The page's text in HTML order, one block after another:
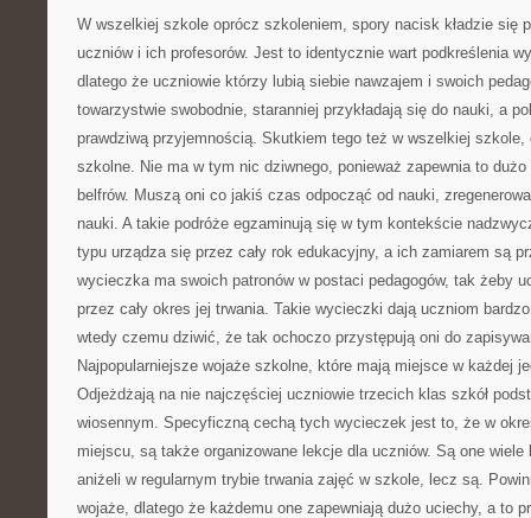
W wszelkiej szkole oprócz szkoleniem, spory nacisk kładzie się
uczniów i ich profesorów. Jest to identycznie wart podkreślenia
dlatego że uczniowie którzy lubią siebie nawzajem i swoich
towarzystwie swobodnie, staranniej przykładają się do nauki, a
prawdziwą przyjemnością. Skutkiem tego też w wszelkiej szkole,
szkolne. Nie ma w tym nic dziwnego, ponieważ zapewnia to
belfrów. Muszą oni co jakiś czas odpocząć od nauki,
nauki. A takie podróże egzaminują się w tym kontekście
typu urządza się przez cały rok edukacyjny, a ich zamiarem są
wycieczka ma swoich patronów w postaci pedagogów, tak żeby
przez cały okres jej trwania. Takie wycieczki dają uczniom
wtedy czemu dziwić, że tak ochoczo przystępują oni do
Najpopularniejsze wojaże szkolne, które mają miejsce w każdej
Odjeżdżają na nie najczęściej uczniowie trzecich klas szkół
wiosennym. Specyficzną cechą tych wycieczek jest to, że w
miejscu, są także organizowane lekcje dla uczniów. Są one
aniżeli w regularnym trybie trwania zajęć w szkole, lecz są.
wojaże, dlatego że każdemu one zapewniają dużo uciechy, a to